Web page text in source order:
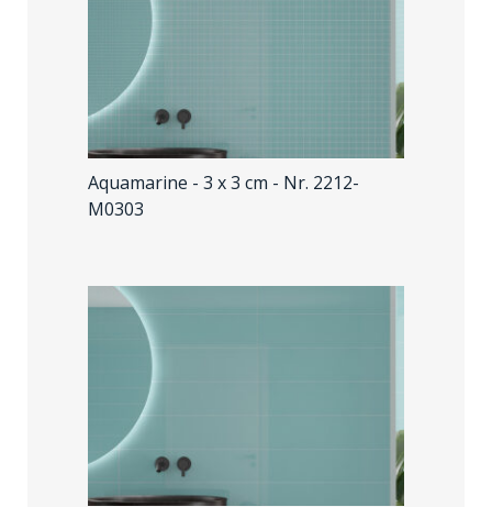
Aquamarine - 3 x 3 cm - Nr. 2212-
M0303